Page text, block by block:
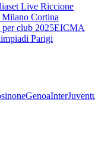
Live Riccione
Cortina
club 2025EICMA
Parigi
GenoaInter